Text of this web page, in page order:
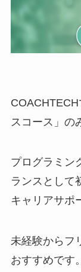
スコース」の
プログラミン
ランスとして
キャリアサポ
未経験からフ
おすすめです。